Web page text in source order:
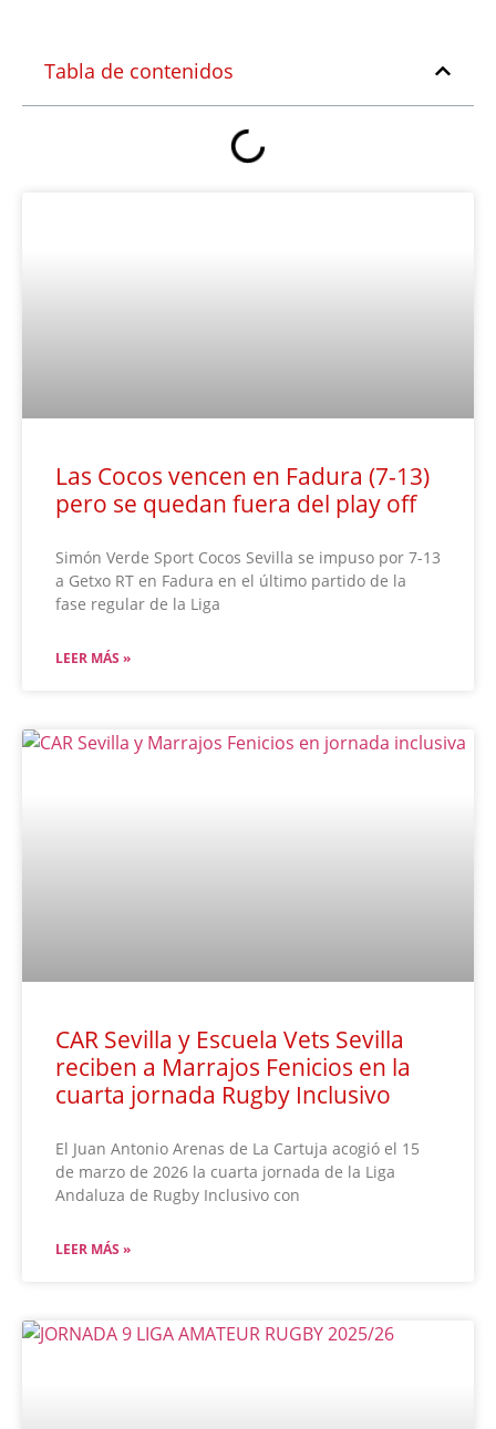
Tabla de contenidos
Las Cocos vencen en Fadura (7-13)
pero se quedan fuera del play off
Simón Verde Sport Cocos Sevilla se impuso por 7-13
a Getxo RT en Fadura en el último partido de la
fase regular de la Liga
LEER MÁS »
CAR Sevilla y Escuela Vets Sevilla
reciben a Marrajos Fenicios en la
cuarta jornada Rugby Inclusivo
El Juan Antonio Arenas de La Cartuja acogió el 15
de marzo de 2026 la cuarta jornada de la Liga
Andaluza de Rugby Inclusivo con
LEER MÁS »